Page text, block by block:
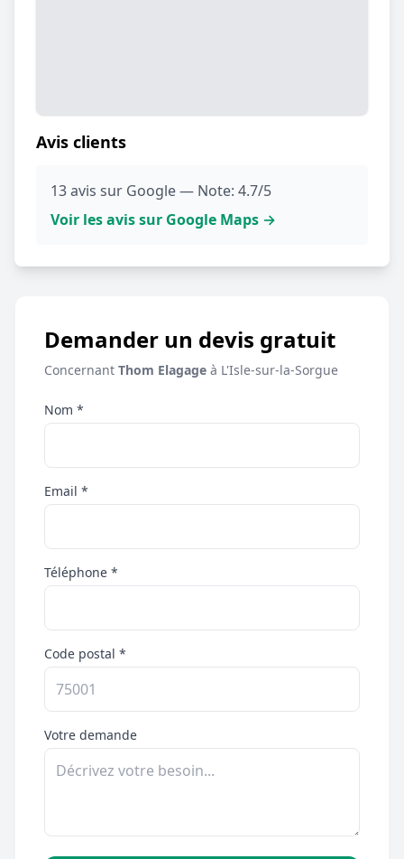
Avis clients
13 avis sur Google — Note: 4.7/5
Voir les avis sur Google Maps →
Demander un devis gratuit
Concernant Thom Elagage à L'Isle-sur-la-Sorgue
Nom *
Email *
Téléphone *
Code postal *
Votre demande